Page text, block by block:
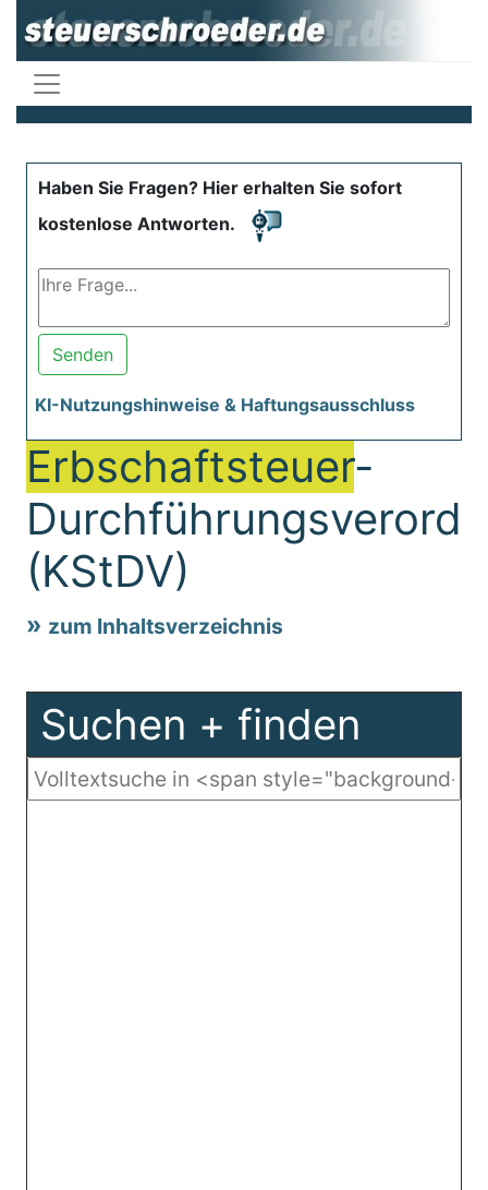
Haben Sie Fragen? Hier erhalten Sie sofort
kostenlose Antworten.
Senden
KI-Nutzungshinweise & Haftungsausschluss
Erbschaftsteuer-
(KStDV)
zum Inhaltsverzeichnis
Suchen + finden